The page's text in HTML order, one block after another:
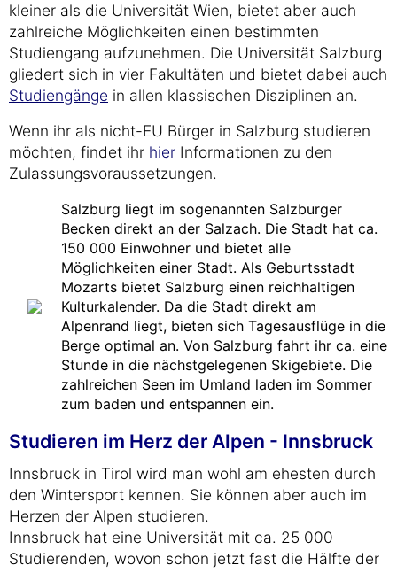
kleiner als die Universität Wien, bietet aber auch
zahlreiche Möglichkeiten einen bestimmten
Studiengang aufzunehmen. Die Universität Salzburg
gliedert sich in vier Fakultäten und bietet dabei auch
Studiengänge in allen klassischen Disziplinen an.
Wenn ihr als nicht-EU Bürger in Salzburg studieren
möchten, findet ihr hier Informationen zu den
Zulassungsvoraussetzungen.
Salzburg liegt im sogenannten Salzburger
Becken direkt an der Salzach. Die Stadt hat ca.
150 000 Einwohner und bietet alle
Möglichkeiten einer Stadt. Als Geburtsstadt
Mozarts bietet Salzburg einen reichhaltigen
Kulturkalender. Da die Stadt direkt am
Alpenrand liegt, bieten sich Tagesausflüge in die
Berge optimal an. Von Salzburg fahrt ihr ca. eine
Stunde in die nächstgelegenen Skigebiete. Die
zahlreichen Seen im Umland laden im Sommer
zum baden und entspannen ein.
Studieren im Herz der Alpen - Innsbruck
Innsbruck in Tirol wird man wohl am ehesten durch
den Wintersport kennen. Sie können aber auch im
Herzen der Alpen studieren.
Innsbruck hat eine Universität mit ca. 25 000
Studierenden, wovon schon jetzt fast die Hälfte der